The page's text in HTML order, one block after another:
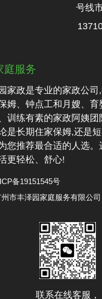
号线
庭服务
家政是专业的家政公
姆、钟点工和月嫂、
训练有素的家政阿姨
是长期住家保姆,还是
您推荐最合适的人选
更轻松、舒心!
备19151545号
市丰泽园家庭服务有限公
联系在线客服，